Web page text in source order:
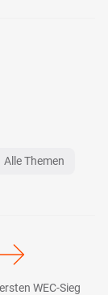
Alle Themen
WEC-Sieg